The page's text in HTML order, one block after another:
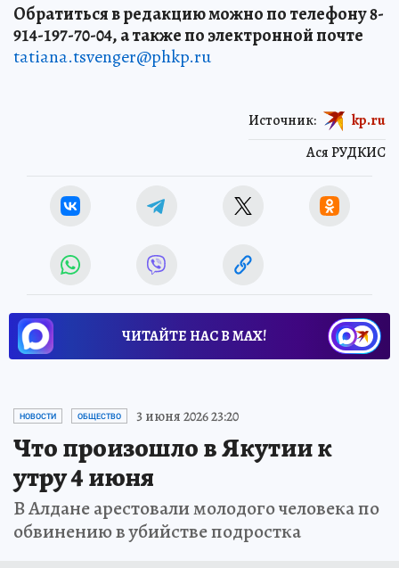
Обратиться в редакцию можно по телефону 8-
914-197-70-04, а также по электронной почте
tatiana.tsvenger@phkp.ru
Ася РУДКИС
Источник: kp.ru
ЧИТАЙТЕ НАС В МАХ!
НОВОСТИ ОБЩЕСТВО 3 июня 2026 23:20
Что произошло в Якутии к
утру 4 июня
В Алдане арестовали молодого человека по
обвинению в убийстве подростка